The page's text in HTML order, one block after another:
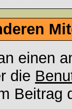
einen
die
Beitrag